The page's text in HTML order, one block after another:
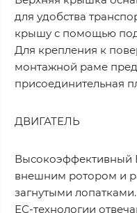
для удобства
крышу с помощью
Для крепления к
монтажной раме
присоединительная
ДВИГАТЕЛЬ
Высокоэффективный
внешним ротором и
загнутыми лопатками.
ЕС-технологии